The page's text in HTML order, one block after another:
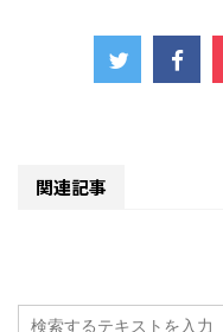
関連記事